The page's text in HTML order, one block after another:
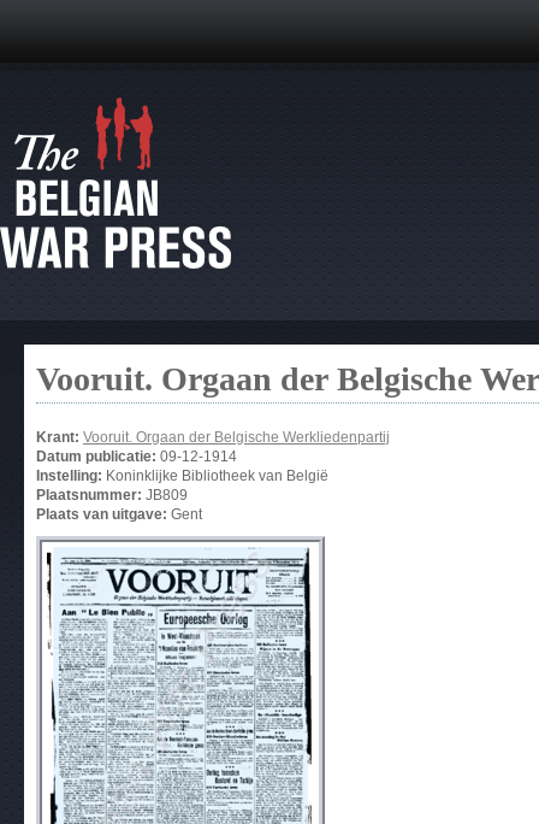
Vooruit. Orgaan der Belgische
Krant: Vooruit. Orgaan der Belgische Werkliedenpartij
Datum publicatie: 09-12-1914
Instelling: Koninklijke Bibliotheek van België
Plaatsnummer: JB809
Plaats van uitgave: Gent